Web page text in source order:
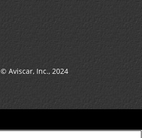
© Aviscar, Inc., 2024